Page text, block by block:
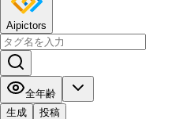
Aipictors
全年齢
生成
投稿